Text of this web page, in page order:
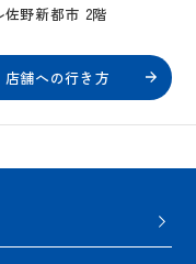
野新都市 2階
店舗への行き方